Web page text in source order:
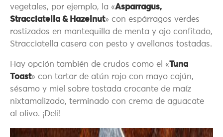
vegetales, por ejemplo, la «Asparragus,
Stracciatella & Hazelnut» con espárragos verdes
rostizados en mantequilla de menta y ajo confitado,
Stracciatella casera con pesto y avellanas tostadas.
Hay opción también de crudos como el «Tuna
Toast» con tartar de atún rojo con mayo cajún,
sésamo y miel sobre tostada crocante de maíz
nixtamalizado, terminado con crema de aguacate
al olivo. ¡Deli!